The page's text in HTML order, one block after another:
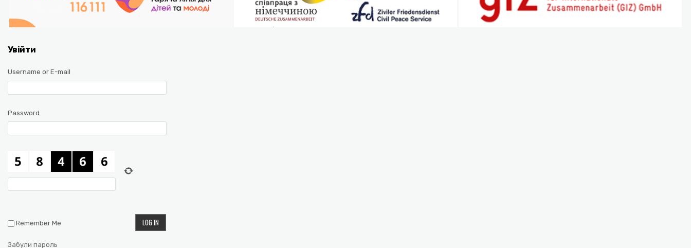
Увійти
Username or E-mail
Password
Remember Me
Забули пароль